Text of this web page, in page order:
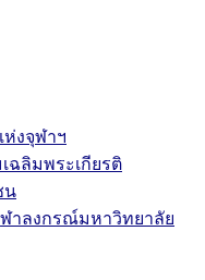
งจุฬาฯ
ฉลิมพระเกียรติ
น
าลงกรณ์มหาวิทยาลัย